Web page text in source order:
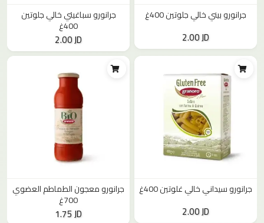
جرانورو بيني خالي جلوتين 400غ
2.00 JD
جرانورو سباغيتي خالي جلوتين
400غ
2.00 JD
جرانورو سيداني خالي غلوتين 400غ
2.00 JD
جرانورو معجون الطماطم العضوي
700غ
1.75 JD